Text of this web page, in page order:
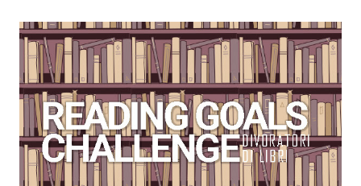
grande (Devil's Night 1#) Autrice : Penelope Douglas
Pagine: 448 Editore: Newton Compton Editori
Pubblicazione: 10 Gennaio 2023 Traduttore: Laura Lancini
Trama: “Si chiama Michael Crist. È il fratello maggiore del
mio ragazzo ed è come quei film dell'orrore che guardi
coprendoti gli occhi. È bellissimo, forte, e assolutamente
terrificante. Non mi vede neppure. Ma io l'ho notato. L'ho